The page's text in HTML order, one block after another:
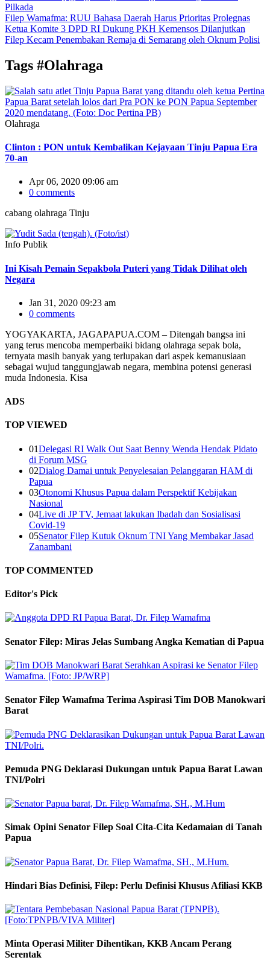
Pilkada
Filep Wamafma: RUU Bahasa Daerah Harus Prioritas Prolegnas
Ketua Komite 3 DPD RI Dukung PKH Kemensos Dilanjutkan
Filep Kecam Penembakan Remaja di Semarang oleh Oknum Polisi
Tags #Olahraga
Olahraga
Clinton : PON untuk Kembalikan Kejayaan Tinju Papua Era
70-an
Apr 06, 2020 09:06 am
0 comments
cabang olahraga Tinju
Info Publik
Ini Kisah Pemain Sepakbola Puteri yang Tidak Dilihat oleh
Negara
Jan 31, 2020 09:23 am
0 comments
YOGYAKARTA, JAGAPAPUA.COM – Ditengah bangsa ini
yang terus mencoba memperbaiki bidang olahraga sepak bola,
ternyata masih banyak yang terlupakan dari aspek kemanusiaan
sebagai wujud tanggungjawab negara, membina potensi generasi
muda Indonesia. Kisa
ADS
TOP VIEWED
01Delegasi RI Walk Out Saat Benny Wenda Hendak Pidato
di Forum MSG
02Dialog Damai untuk Penyelesaian Pelanggaran HAM di
Papua
03Otonomi Khusus Papua dalam Perspektif Kebijakan
Nasional
04Live di JP TV, Jemaat lakukan Ibadah dan Sosialisasi
Covid-19
05Senator Filep Kutuk Oknum TNI Yang Membakar Jasad
Zanambani
TOP COMMENTED
Editor's Pick
Senator Filep: Miras Jelas Sumbang Angka Kematian di Papua
Senator Filep Wamafma Terima Aspirasi Tim DOB Manokwari
Barat
Pemuda PNG Deklarasi Dukungan untuk Papua Barat Lawan
TNI/Polri
Simak Opini Senator Filep Soal Cita-Cita Kedamaian di Tanah
Papua
Hindari Bias Definisi, Filep: Perlu Definisi Khusus Afiliasi KKB
Minta Operasi Militer Dihentikan, KKB Ancam Perang
Serentak